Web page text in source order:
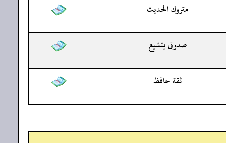
متروك الحديث
صدوق يتشيع
ثقة حافظ